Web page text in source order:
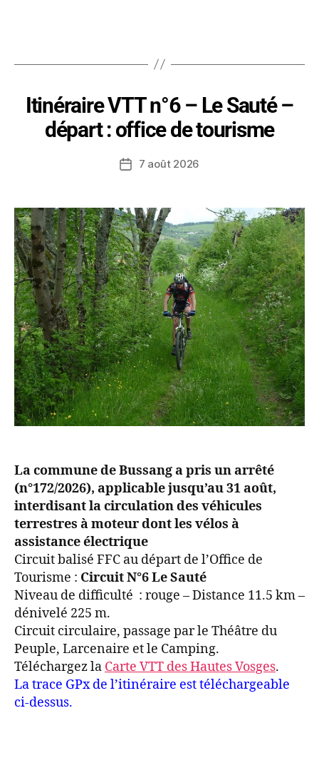
Itinéraire VTT n°6 – Le Sauté –
départ : office de tourisme
7 août 2026
La commune de Bussang a pris un arrêté
(n°172/2026), applicable jusqu’au 31 août,
interdisant la circulation des véhicules
terrestres à moteur dont les vélos à
assistance électrique
Circuit balisé FFC au départ de l’Office de
Tourisme : Circuit N°6 Le Sauté
Niveau de difficulté : rouge – Distance 11.5 km –
dénivelé 225 m.
Circuit circulaire, passage par le Théâtre du
Peuple, Larcenaire et le Camping.
Téléchargez la Carte VTT des Hautes Vosges.
La trace GPx de l’itinéraire est téléchargeable
ci-dessus.